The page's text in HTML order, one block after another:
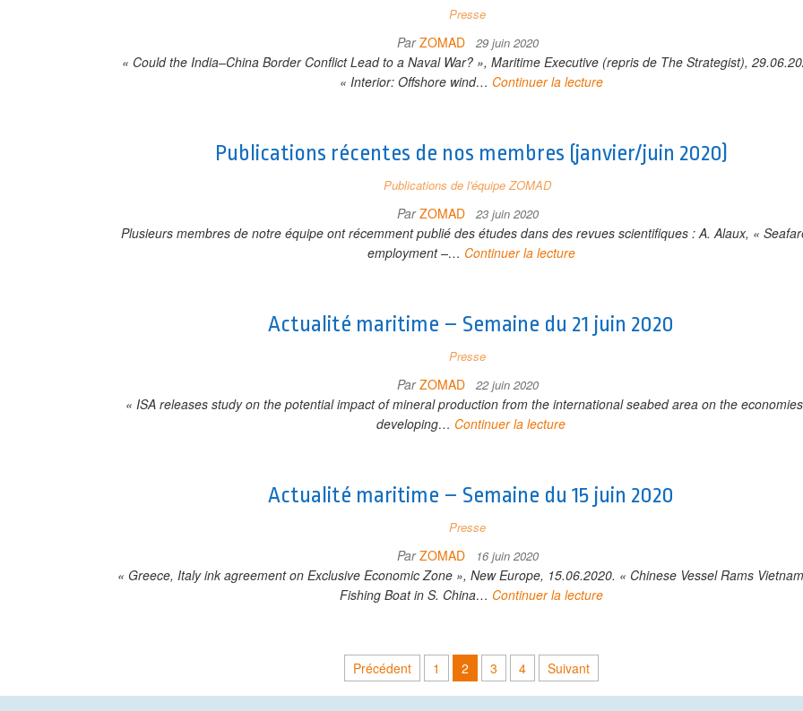
Presse
ParZOMAD 29 juin 2020
« Could the India–China Border Conflict Lead to a Naval War? », Maritime Executive (repris de The Strategist),
« Interior: Offshore wind… Continuer la lecture
Publications récentes de nos membres (janvier/juin 2020)
Publications de l'équipe ZOMAD
ParZOMAD 23 juin 2020
Plusieurs membres de notre équipe ont récemment publié des études dans des revues scientifiques : A. Alaux, «
employment –… Continuer la lecture
Actualité maritime – Semaine du 21 juin 2020
Presse
ParZOMAD 22 juin 2020
« ISA releases study on the potential impact of mineral production from the international seabed area on the
developing… Continuer la lecture
Actualité maritime – Semaine du 15 juin 2020
Presse
ParZOMAD 16 juin 2020
« Greece, Italy ink agreement on Exclusive Economic Zone », New Europe, 15.06.2020. « Chinese Vessel Rams
Fishing Boat in S. China… Continuer la lecture
Précédent 1 2 3 4 Suivant